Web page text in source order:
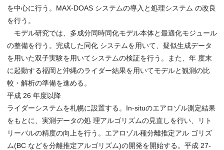
を中心に行う。MAX-DOAS システムの導入と処理システム の改良
を行う。
モデル研究では、多成分同時同化モデル本体と最適化モジュール
の整備を行う。完成した同化 システムを用いて、疑似生成データ
を用いた双子実験を用いてシステムの検証を行う。また、年 度末
に起動する福岡と沖縄のライダー結果を用いてモデルと観測の比
較・解析の準備を進める。
平成 26 年度以降
ライダーシステムを札幌に設置する。In-situのエアロゾル測定結果
をもとに、実測データの処 理アルゴリズムの見直しを行い、リト
リーバルの精度の向上を行う。エアロゾル種分離推定アル ゴリズ
ム(BC などを分離推定アルゴリズム)の開発を開始する。平成 27-